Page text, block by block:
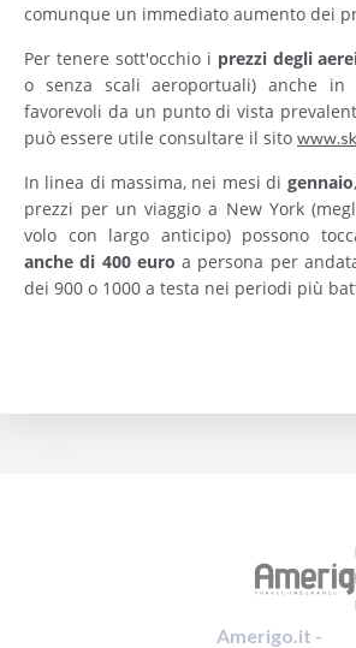
comunque un immediato aumento dei
Per tenere sott'occhio i prezzi degli
o senza scali aeroportuali) anche
favorevoli da un punto di vista
può essere utile consultare il sito
In linea di massima, nei mesi di gennaio,
prezzi per un viaggio a New York
volo con largo anticipo) possono
anche di 400 euro a persona per
dei 900 o 1000 a testa nei periodi più
Amerigo.it -